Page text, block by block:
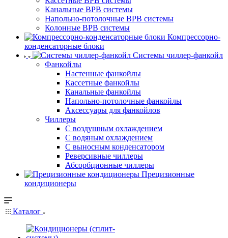
Канальные ВРВ системы
Напольно-потолочные ВРВ системы
Колонные ВРВ системы
Компрессорно-
конденсаторные блоки
Системы чиллер-фанкойл
Фанкойлы
Настенные фанкойлы
Кассетные фанкойлы
Канальные фанкойлы
Напольно-потолочные фанкойлы
Аксессуары для фанкойлов
Чиллеры
С воздушным охлаждением
С водяным охлаждением
С выносным конденсатором
Реверсивные чиллеры
Абсорбционные чиллеры
Прецизионные
кондиционеры
Каталог